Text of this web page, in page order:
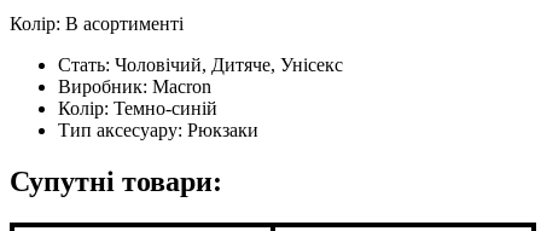
Колір: В асортименті
Стать: Чоловічий, Дитяче, Унісекс
Виробник: Macron
Колір: Темно-синій
Тип аксесуару: Рюкзаки
Супутні товари: